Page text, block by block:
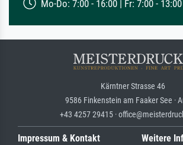
Mo-Do: 7:00 - 16:00 | Fr: 7:00 - 13:00
Kärntner Strasse 46
9586 Finkenstein am Faaker See ·
+43 4257 29415 ·
Impressum & Kontakt Weitere